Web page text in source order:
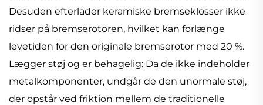
Desuden efterlader keramiske bremseklosser ikke
ridser på bremserotoren, hvilket kan forlænge
levetiden for den originale bremserotor med 20 %.
Lægger støj og er behagelig: Da de ikke indeholder
metalkomponenter, undgår de den unormale støj,
der opstår ved friktion mellem de traditionelle